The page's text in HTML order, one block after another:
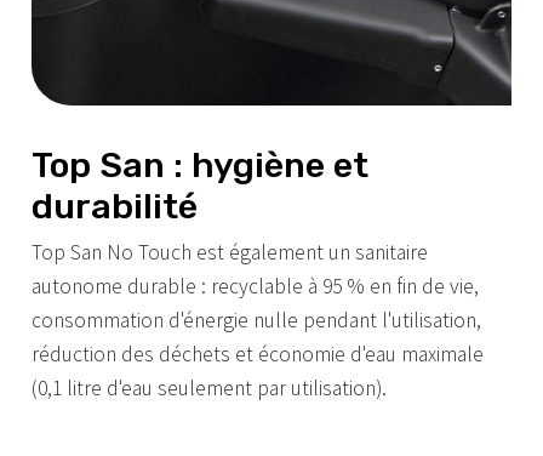
Top San : hygiène et
durabilité
Top San No Touch est également un sanitaire
autonome durable : recyclable à 95 % en fin de vie,
consommation d'énergie nulle pendant l'utilisation,
réduction des déchets et économie d'eau maximale
(0,1 litre d'eau seulement par utilisation).